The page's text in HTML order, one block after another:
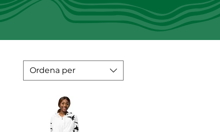
Ordena per